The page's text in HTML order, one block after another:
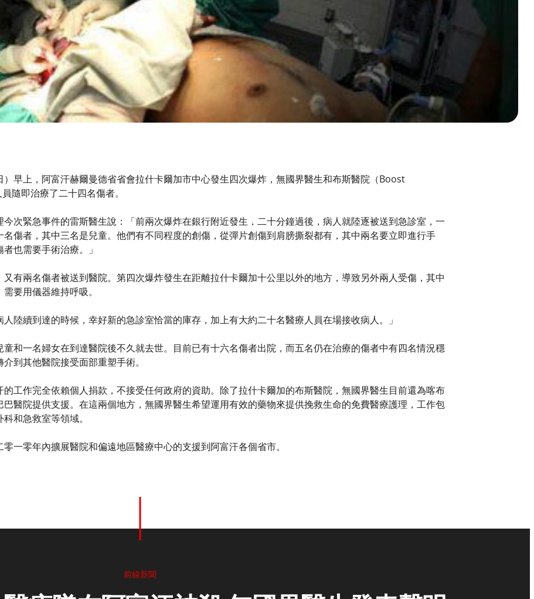
）早上，阿富汗赫爾曼德省省會拉什卡爾加市中心發生四次爆炸，無國界醫生和布斯醫院（Boost
隨即治療了二十四名傷者。
次緊急事件的雷斯醫生說：「前兩次爆炸在銀行附近發生，二十分鐘過後，病人就陸逐被送到急診室，一
名傷者，其中三名是兒童。他們有不同程度的創傷，從彈片創傷到肩膀撕裂都有，其中兩名要立即進行手
也需要手術治療。」
有兩名傷者被送到醫院。第四次爆炸發生在距離拉什卡爾加十公里以外的地方，導致另外兩人受傷，其中
要用儀器維持呼吸。
陸續到達的時候，幸好新的急診室恰當的庫存，加上有大約二十名醫療人員在場接收病人。」
和一名婦女在到達醫院後不久就去世。目前已有十六名傷者出院，而五名仍在治療的傷者中有四名情況穩
到其他醫院接受面部重塑手術。
工作完全依賴個人捐款，不接受任何政府的資助。除了拉什卡爾加的布斯醫院，無國界醫生目前還為喀布
醫院提供支援。在這兩個地方，無國界醫生希望運用有效的藥物來提供挽救生命的免費醫療護理，工作包
和急救室等領域。
一零年內擴展醫院和偏遠地區醫療中心的支援到阿富汗各個省市。
前線新聞